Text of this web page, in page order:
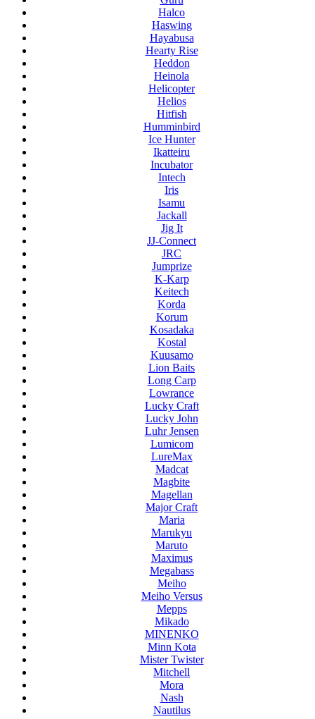
Halco
Haswing
Hayabusa
Hearty Rise
Heddon
Heinola
Helicopter
Helios
Hitfish
Humminbird
Ice Hunter
Ikatteiru
Incubator
Intech
Iris
Isamu
Jackall
Jig It
JJ-Connect
JRC
Jumprize
K-Karp
Keitech
Korda
Korum
Kosadaka
Kostal
Kuusamo
Lion Baits
Long Carp
Lowrance
Lucky Craft
Lucky John
Luhr Jensen
Lumicom
LureMax
Madcat
Magbite
Magellan
Major Craft
Maria
Marukyu
Maruto
Maximus
Megabass
Meiho
Meiho Versus
Mepps
Mikado
MINENKO
Minn Kota
Mister Twister
Mitchell
Mora
Nash
Nautilus